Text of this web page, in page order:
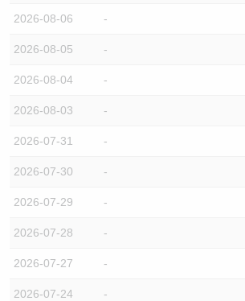
2026-08-06 -
2026-08-05 -
2026-08-04 -
2026-08-03 -
2026-07-31 -
2026-07-30 -
2026-07-29 -
2026-07-28 -
2026-07-27 -
2026-07-24 -